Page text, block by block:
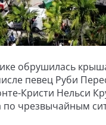
обрушилась
певец Руби
Кристи Нельси
чрезвычайным